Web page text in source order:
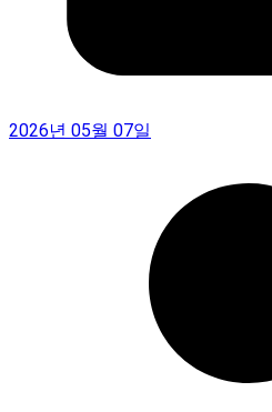
2026년 05월 07일